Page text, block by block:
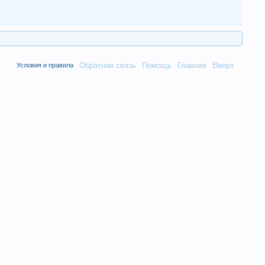
Обратная связь Помощь Главная Вверх
Условия и правила